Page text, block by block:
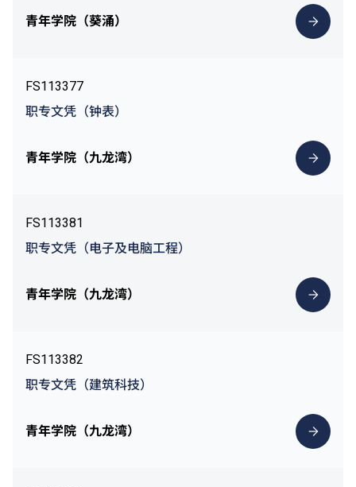
青年学院（葵涌）
FS113377
职专文凭（钟表）
青年学院（九龙湾）
FS113381
职专文凭（电子及电脑工程）
青年学院（九龙湾）
FS113382
职专文凭（建筑科技）
青年学院（九龙湾）